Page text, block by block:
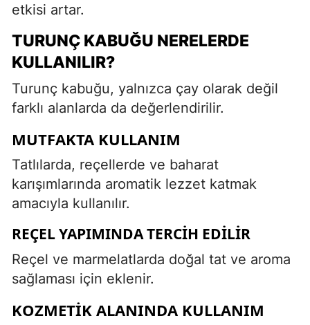
etkisi artar.
TURUNÇ KABUĞU NERELERDE
KULLANILIR?
Turunç kabuğu, yalnızca çay olarak değil
farklı alanlarda da değerlendirilir.
MUTFAKTA KULLANIM
Tatlılarda, reçellerde ve baharat
karışımlarında aromatik lezzet katmak
amacıyla kullanılır.
REÇEL YAPIMINDA TERCIH EDILIR
Reçel ve marmelatlarda doğal tat ve aroma
sağlaması için eklenir.
KOZMETIK ALANINDA KULLANIM